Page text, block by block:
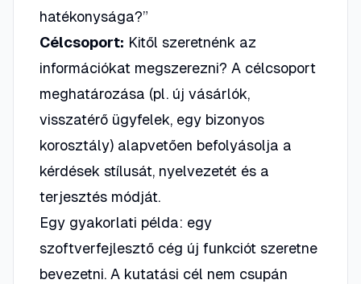
hatékonysága?”
Célcsoport: Kitől szeretnénk az
információkat megszerezni? A célcsoport
meghatározása (pl. új vásárlók,
visszatérő ügyfelek, egy bizonyos
korosztály) alapvetően befolyásolja a
kérdések stílusát, nyelvezetét és a
terjesztés módját.
Egy gyakorlati példa: egy
szoftverfejlesztő cég új funkciót szeretne
bevezetni. A kutatási cél nem csupán